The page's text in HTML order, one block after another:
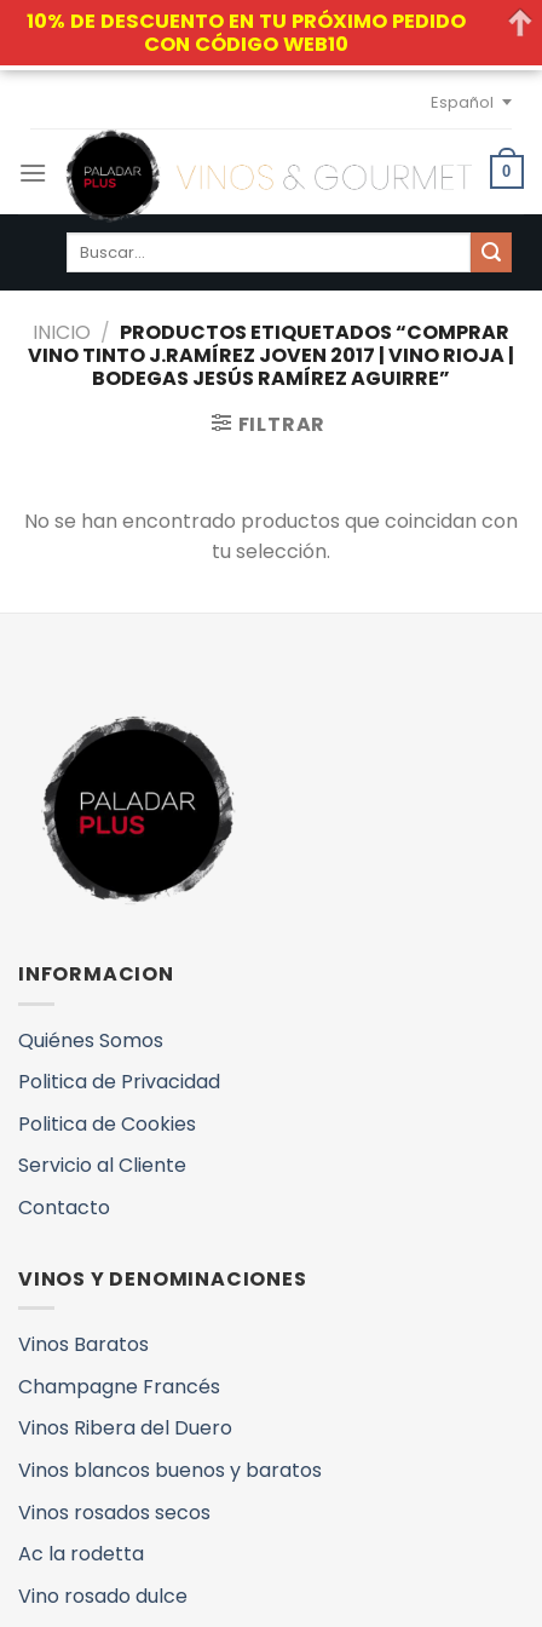
Skip
content
Español
0
Buscar
INICIO / PRODUCTOS ETIQUETADOS “COMPRAR
VINO TINTO J.RAMÍREZ JOVEN 2017 | VINO RIOJA |
BODEGAS JESÚS RAMÍREZ AGUIRRE”
FILTRAR
No se han encontrado productos que coincidan con
tu selección.
INFORMACION
Quiénes Somos
Politica de Privacidad
Politica de Cookies
Servicio al Cliente
Contacto
VINOS Y DENOMINACIONES
Vinos Baratos
Champagne Francés
Vinos Ribera del Duero
Vinos blancos buenos y baratos
Vinos rosados secos
Ac la rodetta
Vino rosado dulce
10% DE DESCUENTO EN TU PRÓXIMO PEDIDO
CON CÓDIGO WEB10